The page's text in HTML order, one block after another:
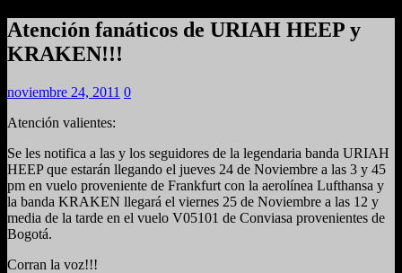
Atención fanáticos de URIAH HEEP y
KRAKEN!!!
noviembre 24, 2011 0
Atención valientes:
Se les notifica a las y los seguidores de la legendaria banda URIAH
HEEP que estarán llegando el jueves 24 de Noviembre a las 3 y 45
pm en vuelo proveniente de Frankfurt con la aerolínea Lufthansa y
la banda KRAKEN llegará el viernes 25 de Noviembre a las 12 y
media de la tarde en el vuelo V05101 de Conviasa provenientes de
Bogotá.
Corran la voz!!!